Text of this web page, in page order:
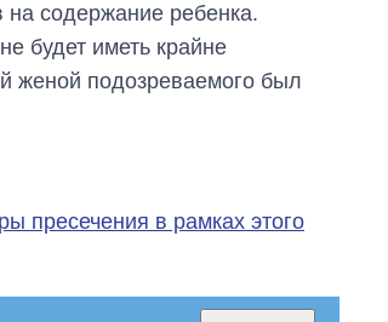
на содержание ребенка.
будет иметь крайне
женой подозреваемого был
пресечения в рамках этого